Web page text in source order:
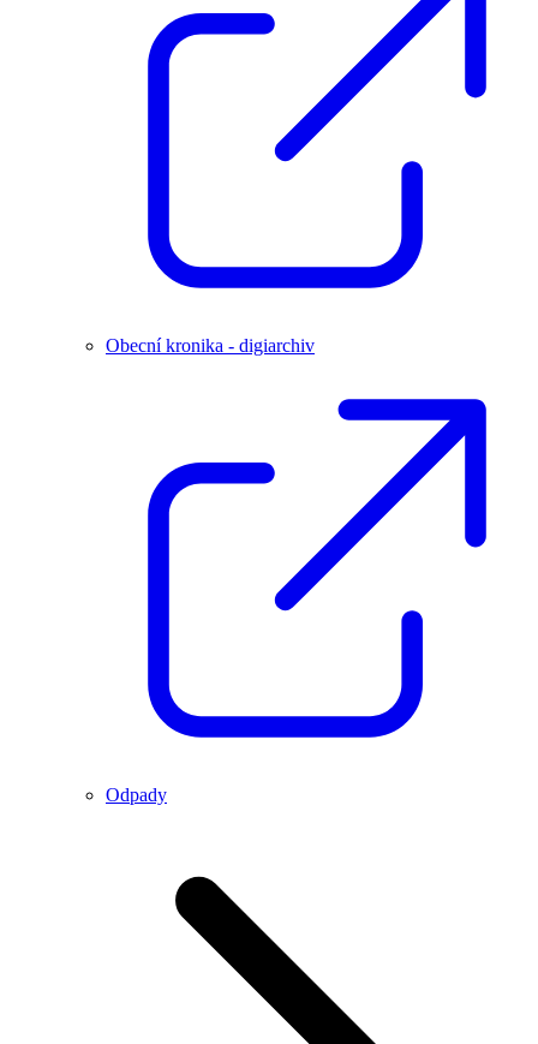
Obecní kronika - digiarchiv
Odpady